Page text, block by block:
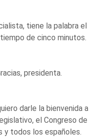
tiene la palabra el
de cinco minutos.
presidenta.
darle la bienvenida a
el Congreso de
y todos los españoles.